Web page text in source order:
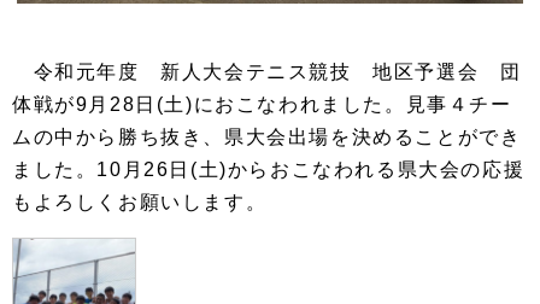
令和元年度 新人大会テニス競技 地区予選会 団
体戦が9月28日(土)におこなわれました。見事４チー
ムの中から勝ち抜き、県大会出場を決めることができ
ました。10月26日(土)からおこなわれる県大会の応援
もよろしくお願いします。